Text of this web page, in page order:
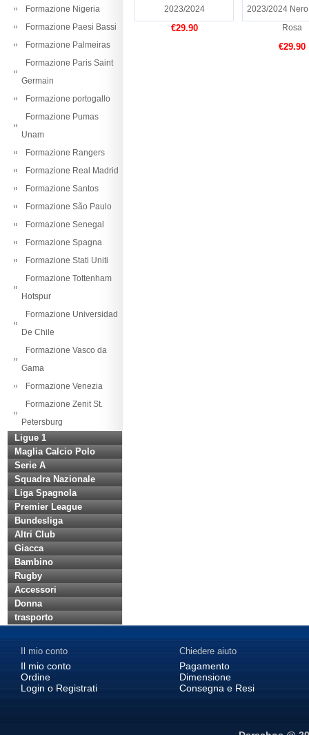
Formazione Nigeria
Formazione Paesi Bassi
Formazione Palmeiras
Formazione Paris Saint
Germain
Formazione portogallo
Formazione Pumas
Unam
Formazione Rangers
Formazione Real Madrid
Formazione Santos
Formazione São Paulo
Formazione Senegal
Formazione Spagna
Formazione Stati Uniti
Formazione Tottenham
Hotspur
Formazione Universidad
De Chile
Formazione Vasco da
Gama
Formazione Venezia
Formazione Zenit St.
Petersburg
Ligue 1
Maglia Calcio Polo
Serie A
Squadra Nazionale
Liga Spagnola
Premier League
Bundesliga
Altri Club
Giacca
Bambino
Rugby
Accessori
Donna
trasporto
2023/2024
€29.90
2023/2024
Rosa
€29.90
Il mio conto
Il mio conto
Ordine
Login o Registrati
Chiedere aiuto
Pagamento
Dimensione
Consegna e Resi